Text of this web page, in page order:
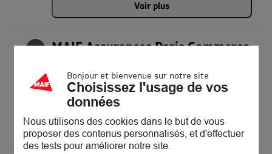
Voir plus
22.42 km
MAIF Assurances Paris Commerce
75015 Paris
Ouvert actuellement 09:00 - 18:00
Prendre rendez-vous
Voir plus
Bonjour et bienvenue sur notre site
Choisissez l'usage de vos
données
Nous utilisons des cookies dans le but de vous
proposer des contenus personnalisés, et d'effectuer
des tests pour améliorer notre site.